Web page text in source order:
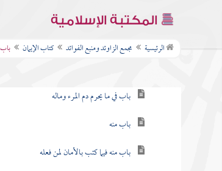
المكتبة الإسلامية
الرئيسية مجمع الزاوئد ومنبع الفوائد كتاب الإيمان
خطبة الكتاب
كتاب الإيمان
باب في ما يحرم دم المرء وماله
باب منه
باب منه فيما كتب بالأمان لمن فعله